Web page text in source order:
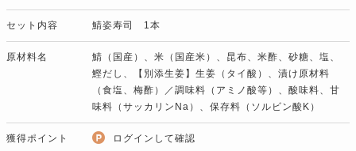
セット内容 鯖姿寿司 1本
原材料名
鯖（国産）、米（国産米）、昆布、米酢、砂糖、塩、
鰹だし、【別添生姜】生姜（タイ酸）、漬け原材料
（食塩、梅酢）／調味料（アミノ酸等）、酸味料、甘
味料（サッカリンNa）、保存料（ソルビン酸K）
獲得ポイント ログインして確認